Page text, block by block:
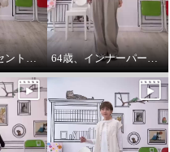
チュールアクセントパーカー64歳カジュアル大好きが推し！ 64歳、インナーパーカーは必需品です。